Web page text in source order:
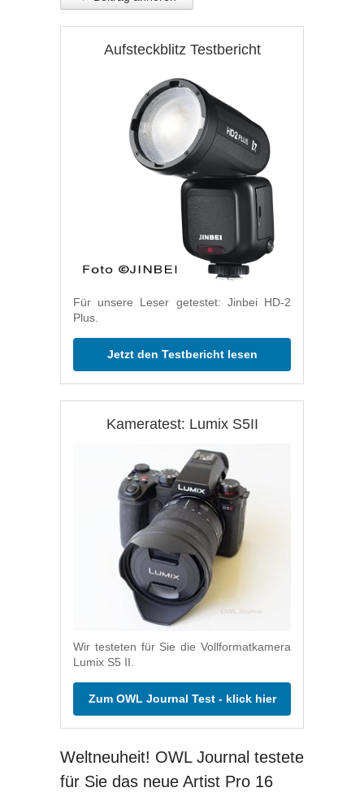
Aufsteckblitz Testbericht
Für unsere Leser getestet: Jinbei HD-2
Plus.
Jetzt den Testbericht lesen
Kameratest: Lumix S5II
Wir testeten für Sie die Vollformatkamera
Lumix S5 II.
Zum OWL Journal Test - klick hier
Weltneuheit! OWL Journal testete
für Sie das neue Artist Pro 16